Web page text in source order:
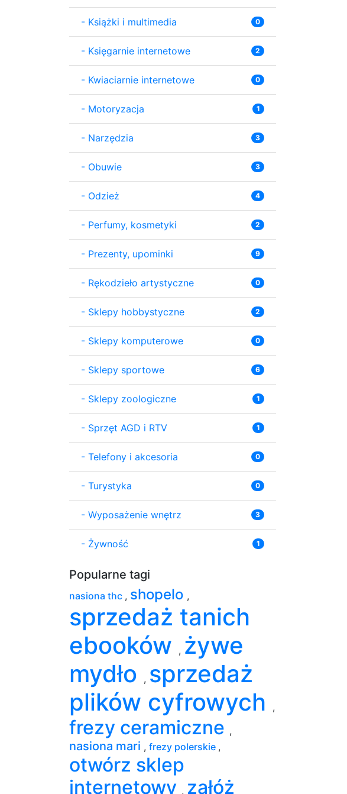
- Książki i multimedia 0
- Księgarnie internetowe 2
- Kwiaciarnie internetowe 0
- Motoryzacja 1
- Narzędzia 3
- Obuwie 3
- Odzież 4
- Perfumy, kosmetyki 2
- Prezenty, upominki 9
- Rękodzieło artystyczne 0
- Sklepy hobbystyczne 2
- Sklepy komputerowe 0
- Sklepy sportowe 6
- Sklepy zoologiczne 1
- Sprzęt AGD i RTV 1
- Telefony i akcesoria 0
- Turystyka 0
- Wyposażenie wnętrz 3
- Żywność 1
Popularne tagi
nasiona thc , shopelo ,
sprzedaż tanich
ebooków
, żywe
mydło
, sprzedaż
plików cyfrowych
,
frezy ceramiczne ,
nasiona mari , frezy polerskie ,
otwórz sklep
internetowy , załóż